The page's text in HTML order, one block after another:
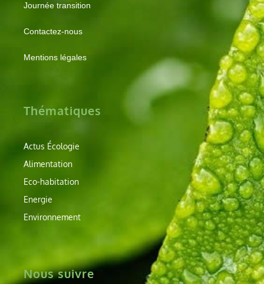
Journée transition
Contactez-nous
Mentions légales
Thématiques
Actus Écologie
Alimentation
Eco-habitation
Energie
Environnement
Nous suivre